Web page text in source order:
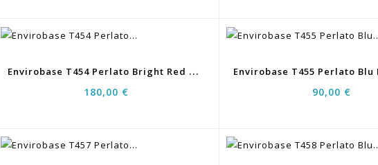
E
Nvirobase T454 Perlato Bright Red Pearl 1LT
180,00 € 90,00 €